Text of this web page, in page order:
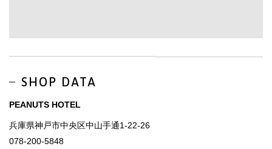
SHOP DATA
PEANUTS HOTEL
兵庫県神戸市中央区中山手通1-22-26
078-200-5848